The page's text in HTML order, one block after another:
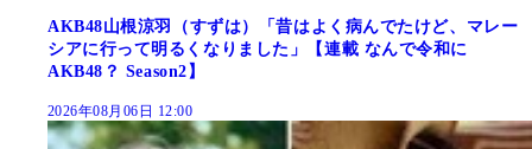
AKB48山根涼羽（すずは）「昔はよく病んでたけど、マレー
シアに行って明るくなりました」【連載 なんで令和に
AKB48？ Season2】
2026年08月06日 12:00